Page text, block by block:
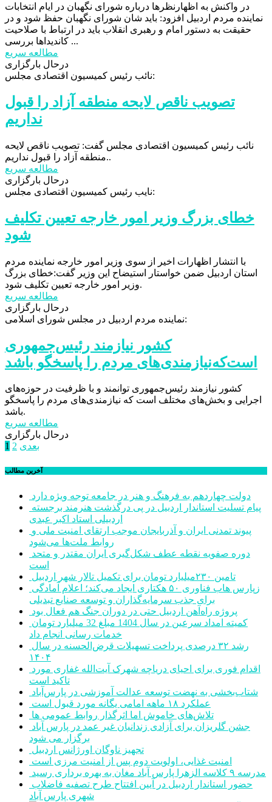
در واکنش به اظهارنظرها درباره شورای نگهبان در ایام انتخابات
نماینده مردم اردبیل افزود: باید شان شورای نگهبان حفظ شود و در
حقیقت به دستور امام و رهبری انقلاب باید در ارتباط با صلاحیت
کاندیداها بررسی ...
مطالعه سریع
درحال بارگزاری
نائب رئیس کمیسیون اقتصادی مجلس:
تصویب ناقص لایحه منطقه آزاد را قبول
نداریم
نائب رئیس کمیسیون اقتصادی مجلس گفت: تصویب ناقص لایحه
منطقه آزاد را قبول نداریم..
مطالعه سریع
درحال بارگزاری
نایب رئیس کمیسیون اقتصادی مجلس:
خطای بزرگ وزیر امور خارجه تعیین تکلیف
شود
با انتشار اظهارات اخیر از سوی وزیر امور خارجه نماینده مردم
استان اردبیل ضمن خواستار استیضاح این وزیر گفت:خطای بزرگ
وزیر امور خارجه تعیین تکلیف شود.
مطالعه سریع
درحال بارگزاری
نماینده مردم اردبیل در مجلس شورای اسلامی:
کشور نیازمند رئیس‌جمهوری
است‌که‌نیازمندی‌های مردم را پاسخگو باشد
کشور نیازمند رئیس‌جمهوری توانمند و با ظرفیت‌ در حوزه‌های
اجرایی و بخش‌های مختلف است که نیازمندی‌های مردم را پاسخگو
باشد.
مطالعه سریع
درحال بارگزاری
صفحه‌بندی
نوشته‌ها
1 2 بعدی
آخرین مطالب
دولت چهاردهم به فرهنگ و هنر در جامعه توجه ویژه دارد
اردبیلی استاد اکبر عبدی
روابط ملت‌ها می‌شود
است
تامین ۲۳۰میلیارد تومان برای تکمیل تالار شهر اردبیل
برای جذب سرمایه‌گذاران و توسعه صنایع تبدیلی
پروژه راه‌آهن اردبیل حتی در دوران جنگ هم فعال بود
خدمات رسانی انجام داد
۱۴۰۴
تاکید است
شتاب‌بخشی به نهضت توسعه عدالت آموزشی در پارس‌آباد
عملکرد ۱۸ ماهه امامی یگانه مورد قبول است
تلاش‌های خاموش اما اثرگذار روابط عمومی ها
برگزار می شود
تجهیز ناوگان اورژانس اردبیل
امنیت غذایی، اولویت دوم پس از امنیت مرزی است
مدرسه ۹ کلاسه الزهرا پارس آباد مغان به بهره برداری رسید
شهری پارس آباد